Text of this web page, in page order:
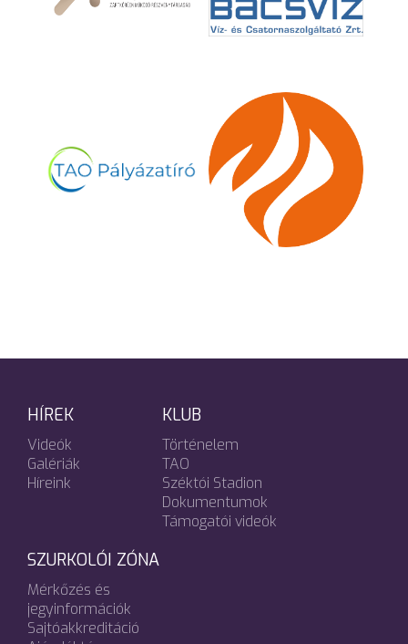
HÍREK
Videók
Galériák
Híreink
KLUB
Történelem
TAO
Széktói Stadion
Dokumentumok
Támogatói videók
SZURKOLÓI ZÓNA
Mérkőzés és
jegyinformációk
Sajtóakkreditáció